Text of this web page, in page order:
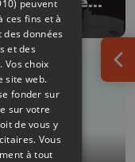
peuvent
ces fins et à
données
et des
Vos choix
site web.
fonder sur
sur votre
de vous y
. Vous
à tout